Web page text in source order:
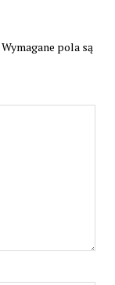
Wymagane pola są